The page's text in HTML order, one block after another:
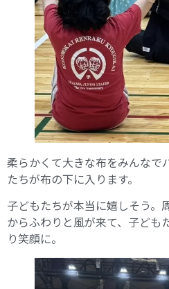
柔らかくて大きな布をみんなで
たちが布の下に入ります。
子どもたちが本当に嬉しそう。
からふわりと風が来て、子ども
り笑顔に。